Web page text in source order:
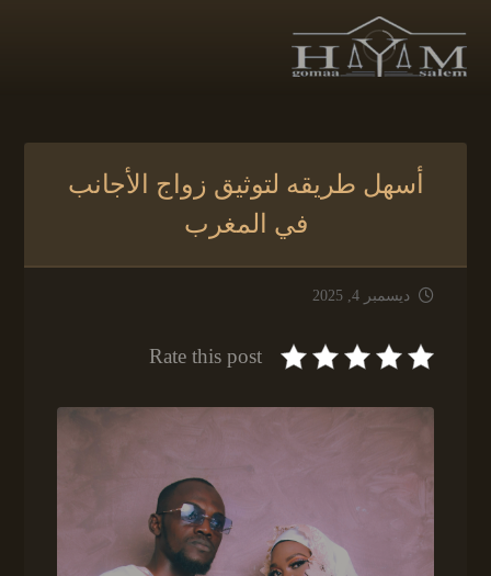
أسهل طريقه لتوثيق زواج الأجانب
في المغرب
ديسمبر 4, 2025
Rate this post